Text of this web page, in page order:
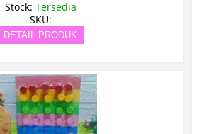
Stock: Tersedia
SKU:
DETAIL PRODUK